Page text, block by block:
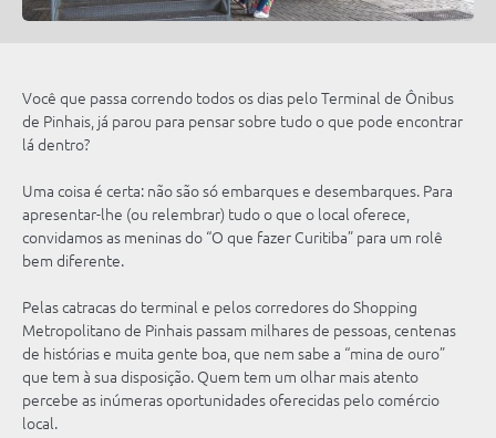
Podcasts
Você que passa correndo todos os dias pelo Terminal de Ônibus
de Pinhais, já parou para pensar sobre tudo o que pode encontrar
lá dentro?
Uma coisa é certa: não são só embarques e desembarques. Para
apresentar-lhe (ou relembrar) tudo o que o local oferece,
convidamos as meninas do “O que fazer Curitiba” para um rolê
bem diferente.
Pelas catracas do terminal e pelos corredores do Shopping
Metropolitano de Pinhais passam milhares de pessoas, centenas
de histórias e muita gente boa, que nem sabe a “mina de ouro”
que tem à sua disposição. Quem tem um olhar mais atento
percebe as inúmeras oportunidades oferecidas pelo comércio
local.